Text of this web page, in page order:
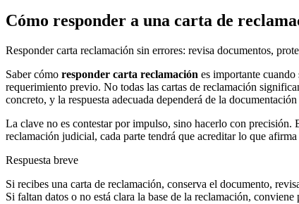
Cómo responder a una carta de
Responder carta reclamación sin errores: revisa documentos,
Saber cómo responder carta reclamación es importante
requerimiento previo. No todas las cartas de reclamación
concreto, y la respuesta adecuada dependerá de la
La clave no es contestar por impulso, sino hacerlo con precisión.
reclamación judicial, cada parte tendrá que acreditar lo que
Respuesta breve
Si recibes una carta de reclamación, conserva el documento,
Si faltan datos o no está clara la base de la reclamación,